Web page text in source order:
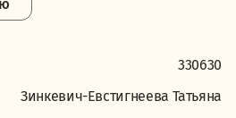
330630
Зинкевич-Евстигнеева Татьяна